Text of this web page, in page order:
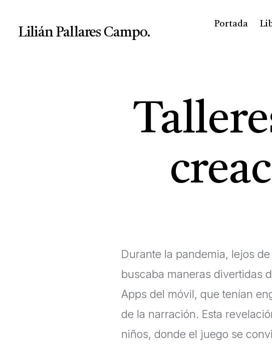
Lilián Pallares Campo.
Portada
Durante la pandemia, lejos
buscaba maneras divertidas
Apps del móvil, que tenían
de la narración. Esta
niños, donde el juego se